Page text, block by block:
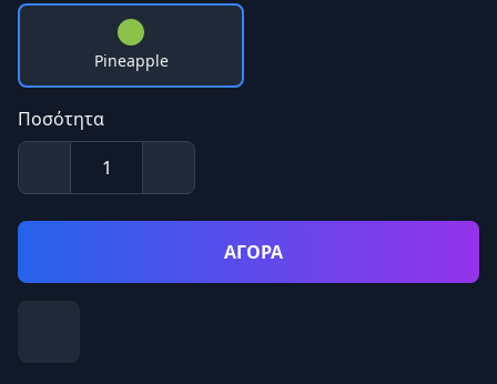
Pineapple
Ποσότητα
ΑΓΟΡΑ